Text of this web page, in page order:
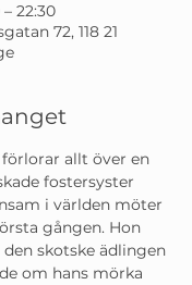
22:30
72, 118 21
allt över en
fostersyster
i världen möter
gången. Hon
skotske ädlingen
om hans mörka